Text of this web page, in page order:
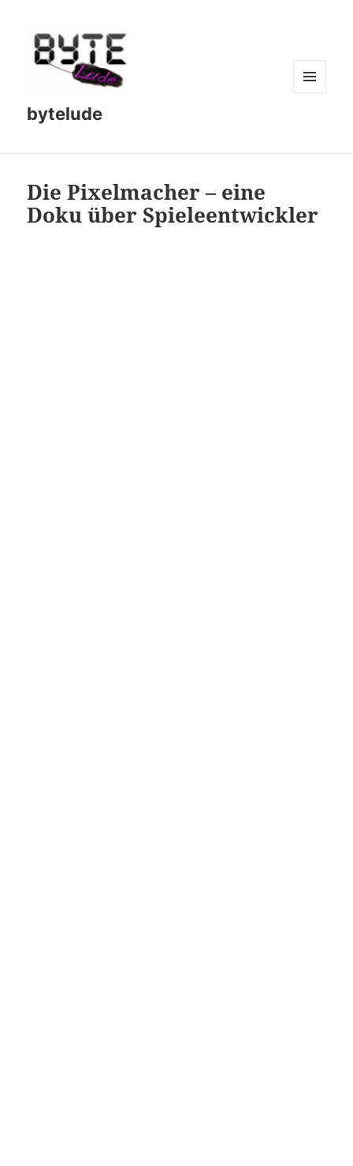
bytelude
Die Pixelmacher – eine
Doku über Spieleentwickler